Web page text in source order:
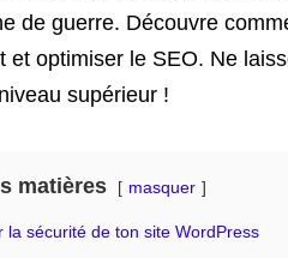
de guerre. Découvre
et optimiser le SEO. Ne
supérieur !
matières masquer
la sécurité de ton site WordPress